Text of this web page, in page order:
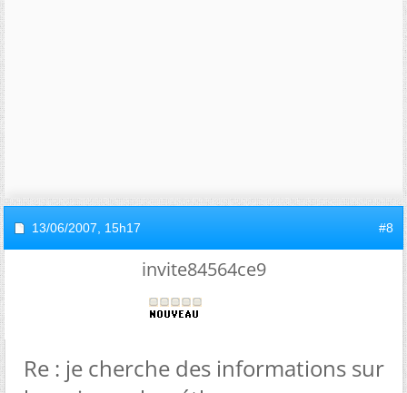
13/06/2007, 15h17 #8
invite84564ce9
Re : je cherche des informations sur